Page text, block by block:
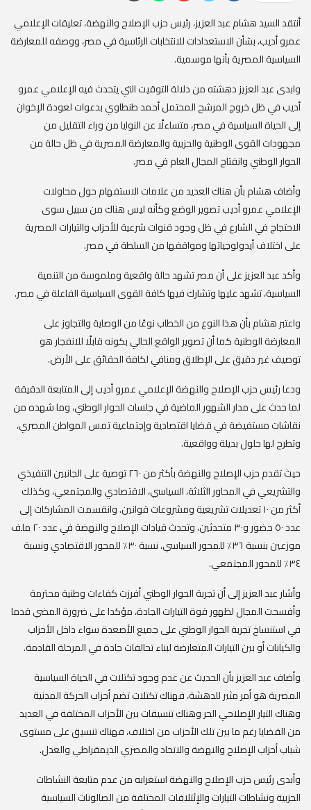
أنتقد السيد هشام عبد العزيز، رئيس حزب الإصلاح والنهضة، تعليقات الإعلامي
عمرو أديب، بشأن الاستعدادات للانتخابات الرئاسية في مصر، ووصفه للمعارضة
السياسية المصرية بأنها موسمية.
وابدى عبد العزيز دهشته من دلالة التوقيت التي يتحدث فيه الإعلامي عمرو
أديب في ظل خروج المرشح المحتمل أحمد طنطاوي بدعوات لعودة الإخوان
إلى الحياة السياسية في مصر، متساءلًا عن النوايا من وراء التقليل من
مجهودات القوى الوطنية والحزبية والمعارضة المصرية في ظل حالة من
الحوار الوطني وانفتاح المجال العام في مصر.
وأضاف هشام بأن هناك العديد من علامات الاستفهام حول محاولات
الإعلامي عمرو أديب تصوير الوضع وكأنه ليس هناك من سبيل سوى
الاحتجاج في الشارع في ظل وجود قنوات شرعية للأحزاب والتيارات المصرية
على اختلاف أيدولوجياتها ومواقفها من السلطة في مصر.
وأكد عبد العزيز على أن مصر تشهد حالة واقعية وملموسة من التنمية
السياسية، تشهد عليها وتشارك فيها كافة القوى السياسية الفاعلة في مصر.
واعتبر هشام بأن هذا النوع من الخطاب نوعًا من الوصاية والتجاوز على
المعارضة الوطنية كما أن تصوير الواقع الحالي بكونه قابلًا للانفجار هو
توصيف غير دقيق على الإطلاق ومنافي لكافة الحقائق على الأرض.
ودعا رئيس حزب الإصلاح والنهضة الإعلامي عمرو أديب إلى المتابعة الدقيقة
لما حدث على مدار الشهور الماضية في جلسات الحوار الوطني، وما شهده من
نقاشات مستفيضة في قضايا اقتصادية وإجتماعية تمس المواطن المصري،
وتطرح لها حلول بديلة وواقعية.
حيث تقدم حزب الإصلاح والنهضة بأكثر من ٢٦٠ توصية على الجانبين التنفيذي
والتشريعي في المحاور الثلاثة، السياسي، الاقتصادي والمجتمعي، وكذلك
أكثر من ١٠ تعديلات تشريعية ومشروعات قوانين. وانقسمت المشاركات إلى
عدد ٥٠ حضور و٣٠ متحدثين، وتحدث قيادات الإصلاح والنهضة في عدد ٢٠ ملف
موزعين بنسبة ٣٦٪ للمحور السياسي، نسبة ٣٠٪ للمحور الاقتصادي ونسبة
٣٤٪ للمحور المجتمعي.
وأشار عبد العزيز إلى أن تجربة الحوار الوطني أفرزت كفاءات وطنية محترمة
وأفسحت المجال لظهور قوة التيارات الجادة، مؤكدا على ضرورة المضي قدما
في استنساخ تجربة الحوار الوطني على جميع الأصعدة سواء داخل الأحزاب
والكيانات أو بين التيارات المتعارضة لبناء تحالفات جادة في المرحلة القادمة.
وأضاف عبد العزيز بأن الحديث عن عدم وجود تكتلات في الحياة السياسية
المصرية هو أمر مثير للدهشة، فهناك تكتلات تضم أحزاب الحركة المدنية
وهناك التيار الإصلاحي الحر وهناك تنسيقات بين الأحزاب المختلفة في العديد
من القضايا رغم ما بين تلك الأحزاب من اختلاف، فهناك تنسيق على مستوى
شباب أحزاب الإصلاح والنهضة والاتحاد والمصري الديمقراطي والعدل.
وأبدى رئيس حزب الإصلاح والنهضة استغرابه من عدم متابعة النشاطات
الحزبية ونشاطات التيارات والإئتلافات المختلفة من الصالونات السياسية